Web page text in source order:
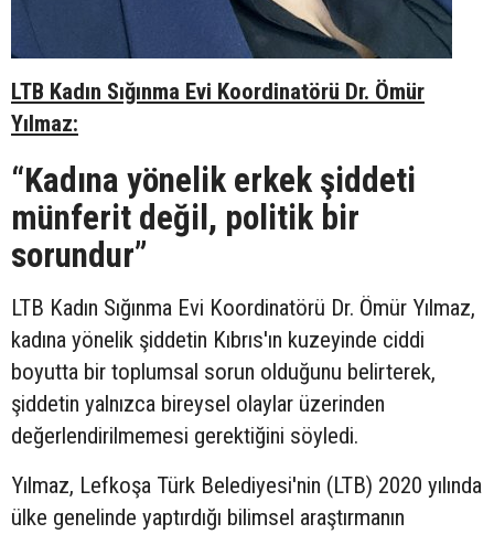
LTB Kadın Sığınma Evi Koordinatörü Dr. Ömür
Yılmaz:
“Kadına yönelik erkek şiddeti
münferit değil, politik bir
sorundur”
LTB Kadın Sığınma Evi Koordinatörü Dr. Ömür Yılmaz,
kadına yönelik şiddetin Kıbrıs'ın kuzeyinde ciddi
boyutta bir toplumsal sorun olduğunu belirterek,
şiddetin yalnızca bireysel olaylar üzerinden
değerlendirilmemesi gerektiğini söyledi.
Yılmaz, Lefkoşa Türk Belediyesi'nin (LTB) 2020 yılında
ülke genelinde yaptırdığı bilimsel araştırmanın